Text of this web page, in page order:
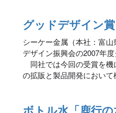
グッドデザイン
シーケー金属（本社：富
デザイン振興会の2007年
同社では今回の受賞を機
の拡販と製品開発におい